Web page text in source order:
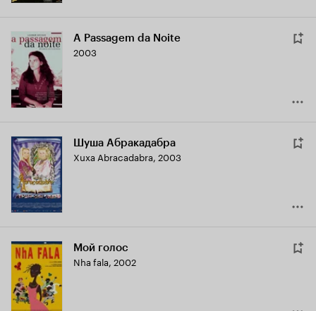
A Passagem da Noite
2003
Шуша Абракадабра
Xuxa Abracadabra, 2003
Мой голос
Nha fala, 2002